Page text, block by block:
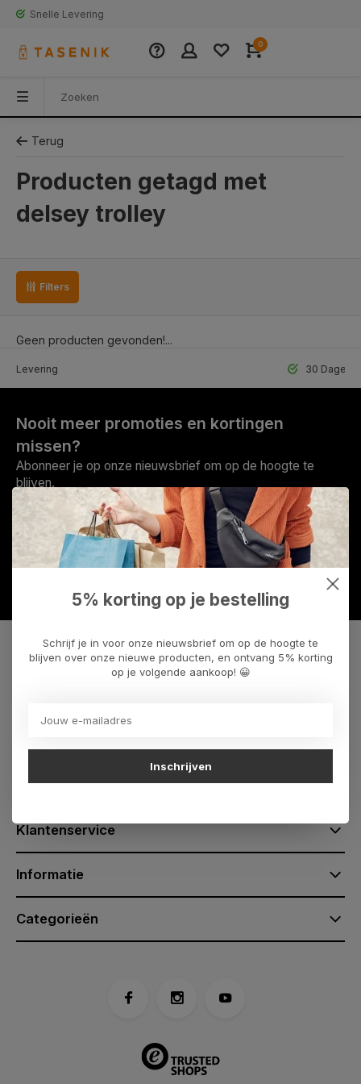
Snelle Levering
0
Terug
Producten getagd met
delsey trolley
Filters
Geen producten gevonden!...
Levering 30 Dagen
Nooit meer promoties en kortingen
missen?
Abonneer je op onze nieuwsbrief om op de hoogte te
blijven.
Can we help?
Send us an email
klantenservice@tasenik.nl
Klantenservice
Informatie
Categorieën
5% korting op je bestelling
Schrijf je in voor onze nieuwsbrief om op de hoogte te
blijven over onze nieuwe producten, en ontvang 5% korting
op je volgende aankoop! 😀
Inschrijven